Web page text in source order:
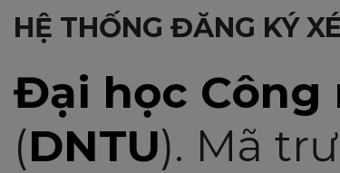
HỆ THỐNG ĐĂNG KÝ
Đại học Công
(DNTU). Mã